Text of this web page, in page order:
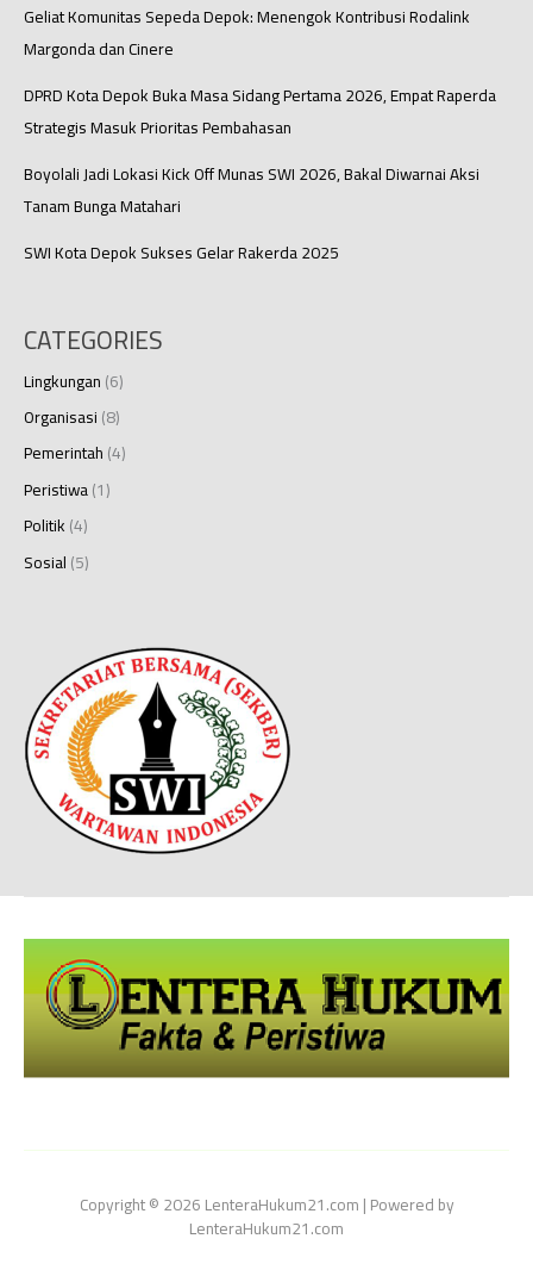
Geliat Komunitas Sepeda Depok: Menengok Kontribusi Rodalink
Margonda dan Cinere
DPRD Kota Depok Buka Masa Sidang Pertama 2026, Empat Raperda
Strategis Masuk Prioritas Pembahasan
Boyolali Jadi Lokasi Kick Off Munas SWI 2026, Bakal Diwarnai Aksi
Tanam Bunga Matahari
SWI Kota Depok Sukses Gelar Rakerda 2025
CATEGORIES
Lingkungan(6)
Organisasi(8)
Pemerintah(4)
Peristiwa(1)
Politik(4)
Sosial(5)
Copyright © 2026 LenteraHukum21.com | Powered by
LenteraHukum21.com